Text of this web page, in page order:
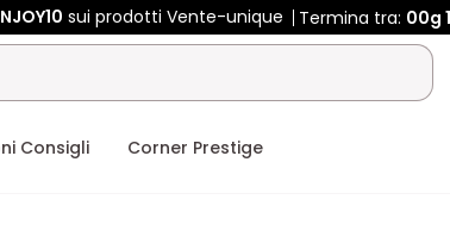
sui prodotti Vente-unique Termina tra: 00g
Consigli Corner Prestige